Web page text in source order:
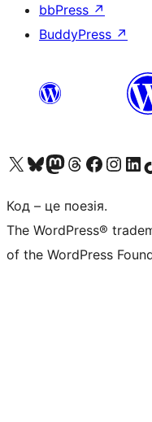
bbPress ↗
BuddyPress ↗
Visit our X (formerly Twitter) account
Visit our Bluesky account
Завітайте до нашої стрічки в Mastodon
Visit our Threads account
Завітайте на нашу
Visit ourVisit
Код – це поезія.
The WordPress®
of the WordPress